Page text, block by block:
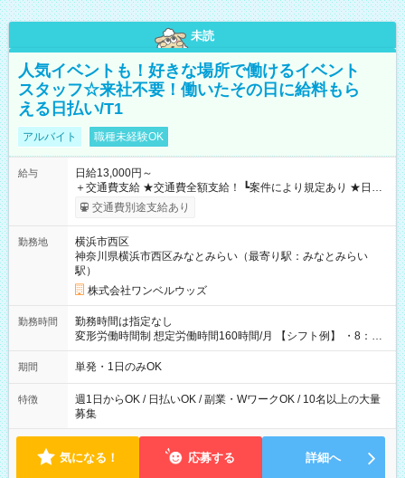
未読
人気イベントも！好きな場所で働けるイベント
スタッフ☆来社不要！働いたその日に給料もら
える日払い/T1
アルバイト 職種未経験OK
給与
日給13,000円～
＋交通費支給 ★交通費全額支給！ ┗案件により規定あり ★日払
いOK！（規定あり） ┗働いたその日に現金GET♪ お仕事後はコ
ンビニATMから 日払い分を引き落とせます！ 【試用期間】試
交通費別途支給あり
勤務地
横浜市西区
神奈川県横浜市西区みなとみらい（最寄り駅：みなとみらい
駅）
株式会社ワンベルウッズ
勤務時間
勤務時間は指定なし
変形労働時間制 想定労働時間160時間/月 【シフト例】 ・8：00
～21：00
期間 単発・1日のみOK
特徴
週1日からOK / 日払いOK / 副業・WワークOK / 10名以上の大量
募集
気になる！ 応募する 詳細へ